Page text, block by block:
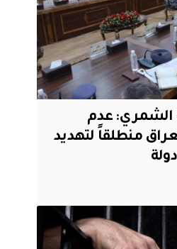
الشمري: عدم
منطلقاً لتهديد